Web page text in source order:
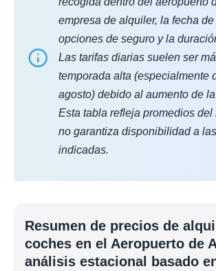
empresa de alquiler, la fecha
opciones de seguro y la
Las tarifas diarias suelen ser
temporada alta (especialmente
agosto) debido al aumento de
Esta tabla refleja promedios del
no garantiza disponibilidad a
indicadas.
Resumen de precios de
coches en el Aeropuerto de
análisis estacional basado